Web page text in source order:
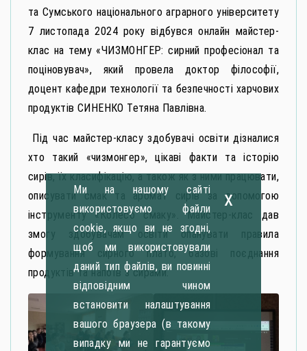
та Сумського національного аграрного університету
7 листопада 2024 року відбувся онлайн майстер-
клас на тему «ЧИЗМОНГЕР: сирний професіонал та
поціновувач», який провела доктор філософії,
доцент кафедри технології та безпечності харчових
продуктів СИНЕНКО Тетяна Павлівна.
Під час майстер-класу здобувачі освіти дізналися
хто такий «чизмонгер», цікаві факти та історію
сирів, їх класифікацію, а також як з ними працювати,
описувати смак та аромат сирів за допомогою
інструменту «Колесо смаку». Майстер-клас дав
змогу здобувачам освіти опанувати правила
формування сирного плато, базові поєднання
продуктів та напоїв з сирами.
Ми на нашому сайті
використовуємо файли
cookie, якщо ви не згодні,
щоб ми використовували
даний тип файлів, ви повинні
відповідним чином
встановити налаштування
вашого браузера (в такому
випадку ми не гарантуємо
x